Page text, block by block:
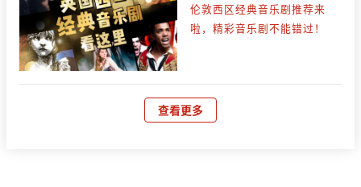
伦敦西区经典音乐剧推荐来
啦，精彩音乐剧不能错过！
查看更多